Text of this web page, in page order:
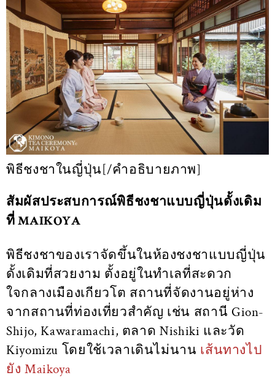
พิธีชงชาในญี่ปุ่น[/คำอธิบายภาพ]
สัมผัสประสบการณ์พิธีชงชาแบบญี่ปุ่นดั้งเดิม
ที่ MAIKOYA
พิธีชงชาของเราจัดขึ้นในห้องชงชาแบบญี่ปุ่น
ดั้งเดิมที่สวยงาม ตั้งอยู่ในทำเลที่สะดวก
ใจกลางเมืองเกียวโต สถานที่จัดงานอยู่ห่าง
จากสถานที่ท่องเที่ยวสำคัญ เช่น สถานี Gion-
Shijo, Kawaramachi, ตลาด Nishiki และวัด
Kiyomizu โดยใช้เวลาเดินไม่นาน เส้นทางไป
ยัง Maikoya